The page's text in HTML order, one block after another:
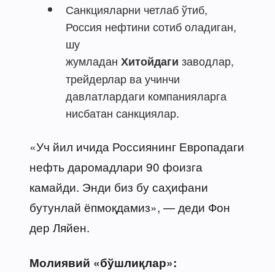
Санкцияларни четлаб ўтиб,
Россия нефтини сотиб оладиган,
шу
жумладан Хитойдаги заводлар,
трейдерлар ва учинчи
давлатлардаги компанияларга
нисбатан санкциялар.
«Уч йил ичида Россиянинг Европадаги
нефть даромадлари 90 фоизга
камайди. Энди биз бу саҳифани
бутунлай ёпмоқдамиз», — деди Фон
дер Ляйен.
Молиявий «бўшлиқлар»: